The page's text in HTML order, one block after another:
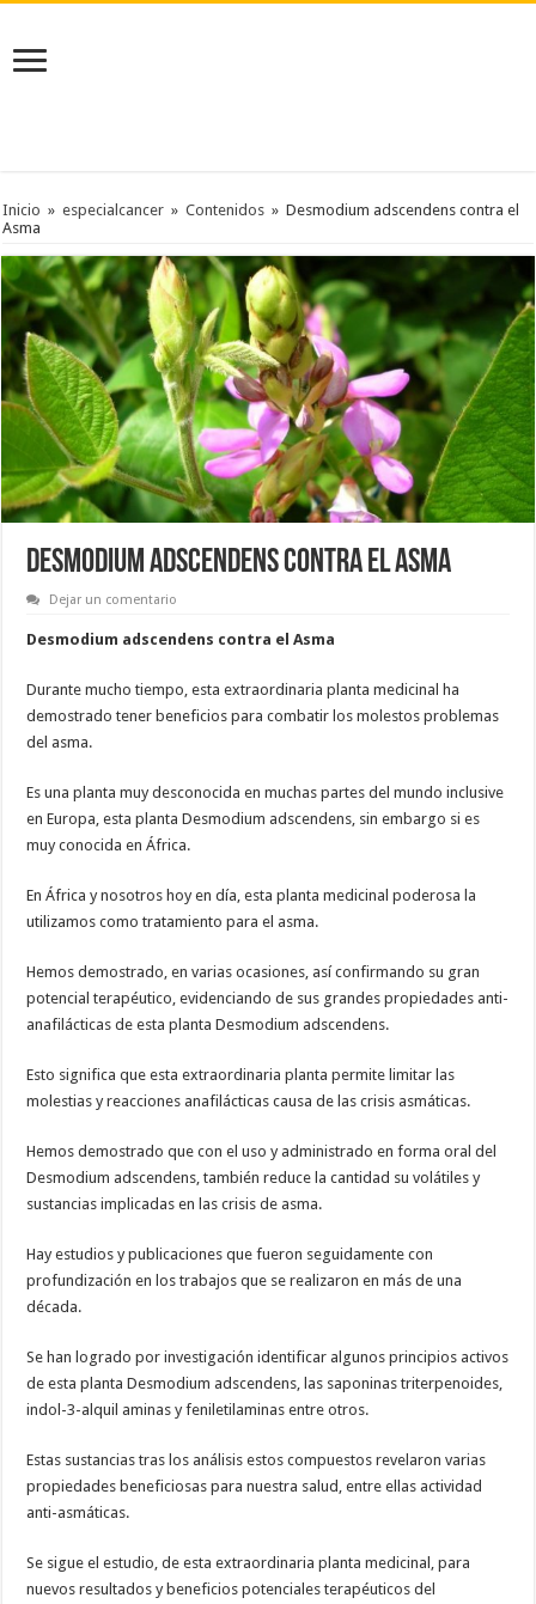
Inicio » especialcancer » Contenidos » Desmodium adscendens contra el
Asma
Desmodium adscendens contra el Asma
Dejar un comentario
Desmodium adscendens contra el Asma
Durante mucho tiempo, esta extraordinaria planta medicinal ha
demostrado tener beneficios para combatir los molestos problemas
del asma.
Es una planta muy desconocida en muchas partes del mundo inclusive
en Europa, esta planta Desmodium adscendens, sin embargo si es
muy conocida en África.
En África y nosotros hoy en día, esta planta medicinal poderosa la
utilizamos como tratamiento para el asma.
Hemos demostrado, en varias ocasiones, así confirmando su gran
potencial terapéutico, evidenciando de sus grandes propiedades anti-
anafilácticas de esta planta Desmodium adscendens.
Esto significa que esta extraordinaria planta permite limitar las
molestias y reacciones anafilácticas causa de las crisis asmáticas.
Hemos demostrado que con el uso y administrado en forma oral del
Desmodium adscendens, también reduce la cantidad su volátiles y
sustancias implicadas en las crisis de asma.
Hay estudios y publicaciones que fueron seguidamente con
profundización en los trabajos que se realizaron en más de una
década.
Se han logrado por investigación identificar algunos principios activos
de esta planta Desmodium adscendens, las saponinas triterpenoides,
indol-3-alquil aminas y feniletilaminas entre otros.
Estas sustancias tras los análisis estos compuestos revelaron varias
propiedades beneficiosas para nuestra salud, entre ellas actividad
anti-asmáticas.
Se sigue el estudio, de esta extraordinaria planta medicinal, para
nuevos resultados y beneficios potenciales terapéuticos del